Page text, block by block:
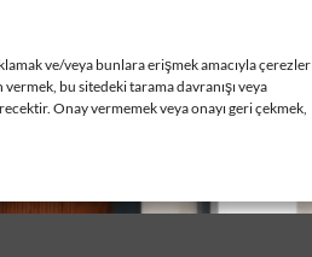
ve/veya bunlara erişmek amacıyla çerezler
bu sitedeki tarama davranışı veya
Onay vermemek veya onayı geri çekmek,